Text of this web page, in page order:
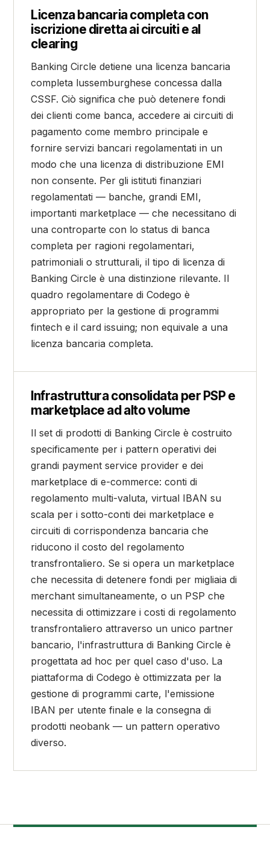
Licenza bancaria completa con
iscrizione diretta ai circuiti e al
clearing
Banking Circle detiene una licenza bancaria
completa lussemburghese concessa dalla
CSSF. Ciò significa che può detenere fondi
dei clienti come banca, accedere ai circuiti di
pagamento come membro principale e
fornire servizi bancari regolamentati in un
modo che una licenza di distribuzione EMI
non consente. Per gli istituti finanziari
regolamentati — banche, grandi EMI,
importanti marketplace — che necessitano di
una controparte con lo status di banca
completa per ragioni regolamentari,
patrimoniali o strutturali, il tipo di licenza di
Banking Circle è una distinzione rilevante. Il
quadro regolamentare di Codego è
appropriato per la gestione di programmi
fintech e il card issuing; non equivale a una
licenza bancaria completa.
Infrastruttura consolidata per PSP e
marketplace ad alto volume
Il set di prodotti di Banking Circle è costruito
specificamente per i pattern operativi dei
grandi payment service provider e dei
marketplace di e-commerce: conti di
regolamento multi-valuta, virtual IBAN su
scala per i sotto-conti dei marketplace e
circuiti di corrispondenza bancaria che
riducono il costo del regolamento
transfrontaliero. Se si opera un marketplace
che necessita di detenere fondi per migliaia di
merchant simultaneamente, o un PSP che
necessita di ottimizzare i costi di regolamento
transfrontaliero attraverso un unico partner
bancario, l'infrastruttura di Banking Circle è
progettata ad hoc per quel caso d'uso. La
piattaforma di Codego è ottimizzata per la
gestione di programmi carte, l'emissione
IBAN per utente finale e la consegna di
prodotti neobank — un pattern operativo
diverso.